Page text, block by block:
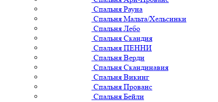
Спальня Рауна
Спальня Мальта/Хельсинки
Спальня Лебо
Спальня Скандия
Спальня ПЕННИ
Спальня Верди
Спальня Скандинавия
Спальня Викинг
Спальня Прованс
Спальня Бейли